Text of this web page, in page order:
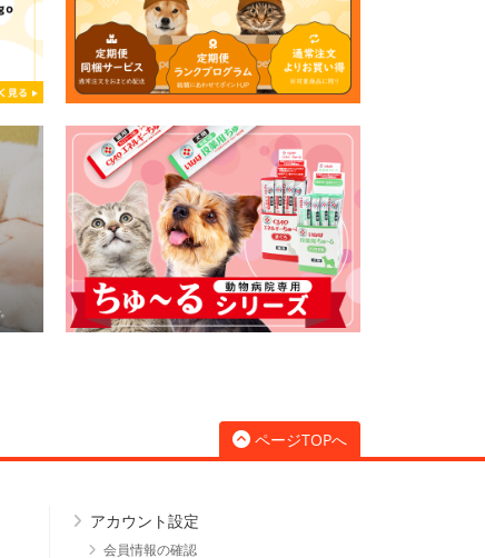
ページTOPへ
アカウント設定
会員情報の確認